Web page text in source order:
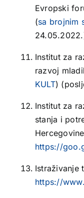
Evropski
(sa brojnim
Institut za
razvoj
KULT)
Institut za
stanja i
https://
Istraživanje
https://